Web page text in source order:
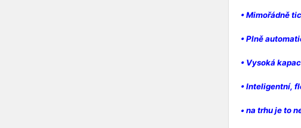
• Mimořádně
• Plně
• Vysoká
• Inteligentní,
• na trhu je to